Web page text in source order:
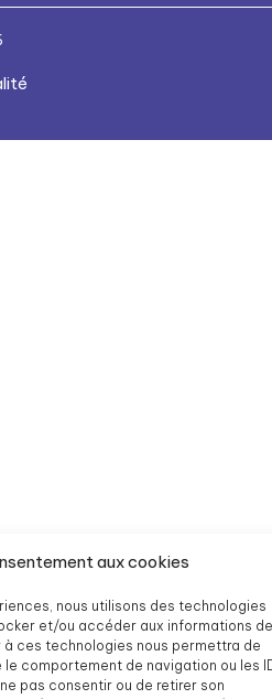
aux cookies
nous utilisons des technologies
et/ou accéder aux informations
ces technologies nous permettra de
comportement de navigation ou les
pas consentir ou de retirer son